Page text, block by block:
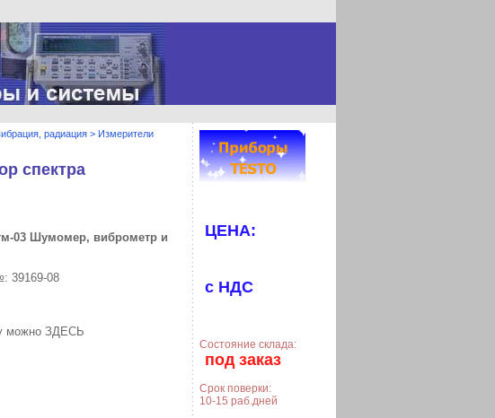
радиация > Измерители
спектра
03 Шумомер, виброметр и
39169-08
можно ЗДЕСЬ
ЦЕНА:
с НДС
Состояние склада:
под заказ
Срок поверки:
10-15 раб.дней